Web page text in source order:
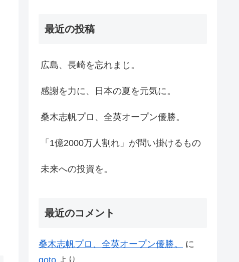
最近の投稿
広島、長崎を忘れまじ。
感謝を力に、日本の夏を元気に。
桑木志帆プロ、全英オープン優勝。
「1億2000万人割れ」が問い掛けるもの
未来への投資を。
最近のコメント
桑木志帆プロ、全英オープン優勝。
に